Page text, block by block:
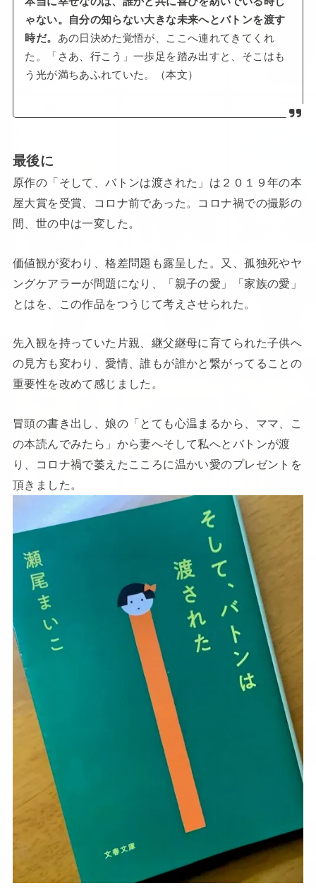
ゃない。自分の知らない大きな未来へとバトンを渡す
時だ。 あの日決めた覚悟が、ここへ連れてきてくれ
た。「さあ、行こう」一歩足を踏み出すと、そこはも
う光が満ちあふれていた。（本文）
最後に
原作の「そして、バトンは渡された」は２０１９年の本
屋大賞を受賞、コロナ前であった。コロナ禍での撮影の
間、世の中は一変した。
価値観が変わり、格差問題も露呈した。又、孤独死やヤ
ングケアラーが問題になり、「親子の愛」「家族の愛」
とはを、この作品をつうじて考えさせられた。
先入観を持っていた片親、継父継母に育てられた子供へ
の見方も変わり、愛情、誰もが誰かと繋がってることの
重要性を改めて感じました。
冒頭の書き出し、娘の「とても心温まるから、ママ、こ
の本読んでみたら」から妻へそして私へとバトンが渡
り、コロナ禍で萎えたこころに温かい愛のプレゼントを
頂きました。